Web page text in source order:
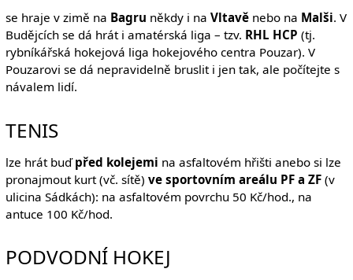
se hraje v zimě na Bagru někdy i na Vltavěnebo na Malši. V
Budějcích se dá hrát i amatérská liga – tzv. RHL HCP (tj.
rybníkářská hokejová liga hokejového centra Pouzar). V
Pouzarovi se dá nepravidelně bruslit i jen tak, ale počítejte s
návalem lidí.
TENIS
lze hrát buďpřed kolejemi na asfaltovém hřišti anebo si lze
pronajmout kurt (vč. sítě) ve sportovním areálu PF a ZF(v
ulicina Sádkách): na asfaltovém povrchu 50 Kč/hod., na
antuce 100 Kč/hod.
PODVODNÍ HOKEJ